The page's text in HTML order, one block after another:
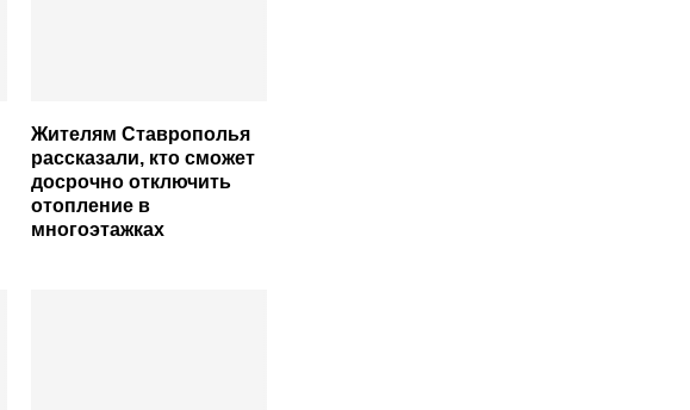
Жителям Ставрополья
рассказали, кто сможет
досрочно отключить
отопление в
многоэтажках